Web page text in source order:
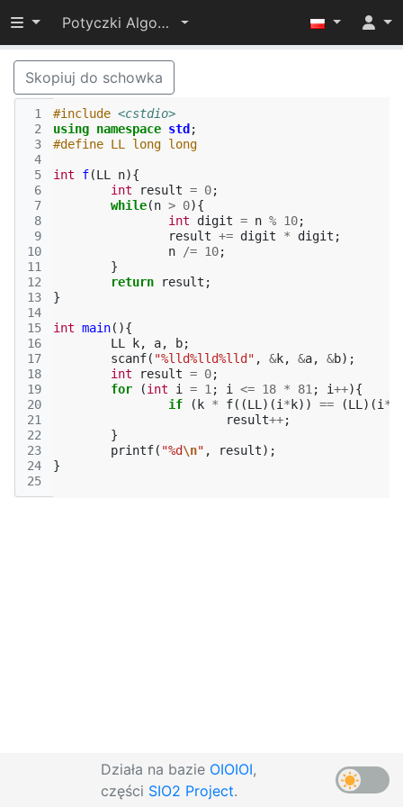
Przełącz widoczność menu
Potyczki Algorytmiczne 2015
Skopiuj do schowka
1
2
3
4
5
6
7
8
9
10
11
12
13
14
15
16
17
18
19
20
21
22
23
24
25
#include <cstdio>
using namespace std ;
#define LL long long
int f(LL n){
int
result = 0;
while(n > 0){
int
digit = n % 10;
result += digit * digit ;
n
/= 10;
}
return
result ;
}
int main(){
LL
k, a, b;
scanf( "%lld%lld%lld" , &k, &a, &b);
int
result = 0;
for
(int i = 1 ; i <= 18 * 81 ; i++){
if
( k * f((LL )(i * k)) == (LL )(i *
result++;
}
printf( "%d\n" , result);
}
Działa na bazie OIOIOI,
części SIO2 Project.